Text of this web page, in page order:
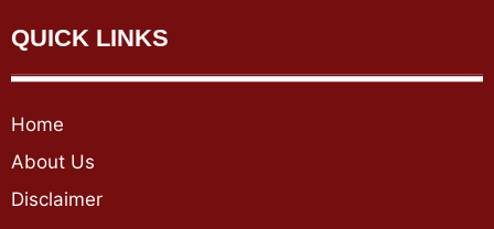
QUICK LINKS
Home
About Us
Disclaimer